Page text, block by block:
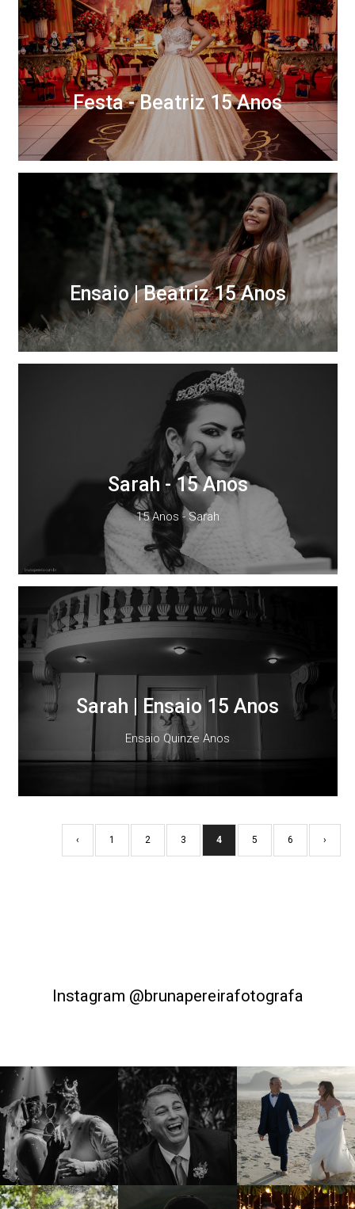
Festa - Beatriz 15 Anos
Ensaio | Beatriz 15 Anos
Sarah - 15 Anos
15 Anos - Sarah
Sarah | Ensaio 15 Anos
Ensaio Quinze Anos
‹ 1 2 3 4 5 6 ›
Instagram @brunapereirafotografa